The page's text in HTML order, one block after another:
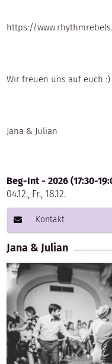
https://
Wir freuen uns auf euch :)
Jana & Julian
Beg-Int - 2026 (17:30-
04.12., Fr., 18.12.
Kontakt
Jana & Julian